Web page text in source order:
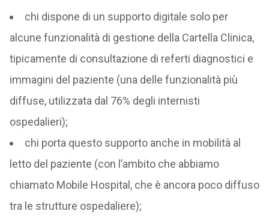
chi dispone di un supporto digitale solo per
alcune funzionalità di gestione della Cartella Clinica,
tipicamente di consultazione di referti diagnostici e
immagini del paziente (una delle funzionalità più
diffuse, utilizzata dal 76% degli internisti
ospedalieri);
chi porta questo supporto anche in mobilità al
letto del paziente (con l’ambito che abbiamo
chiamato Mobile Hospital, che è ancora poco diffuso
tra le strutture ospedaliere);